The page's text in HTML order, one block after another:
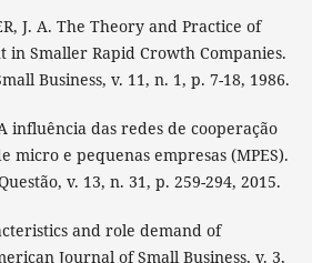
J. A. The Theory and Practice of
in Smaller Rapid Crowth Companies.
Business, v. 11, n. 1, p. 7-18, 1986.
influência das redes de cooperação
micro e pequenas empresas (MPES).
v. 13, n. 31, p. 259-294, 2015.
and role demand of
Journal of Small Business, v. 3,